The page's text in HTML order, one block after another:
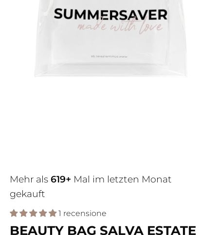
Mehr als 619+ Mal im letzten Monat
gekauft
1 recensione
BEAUTY BAG SALVA ESTATE